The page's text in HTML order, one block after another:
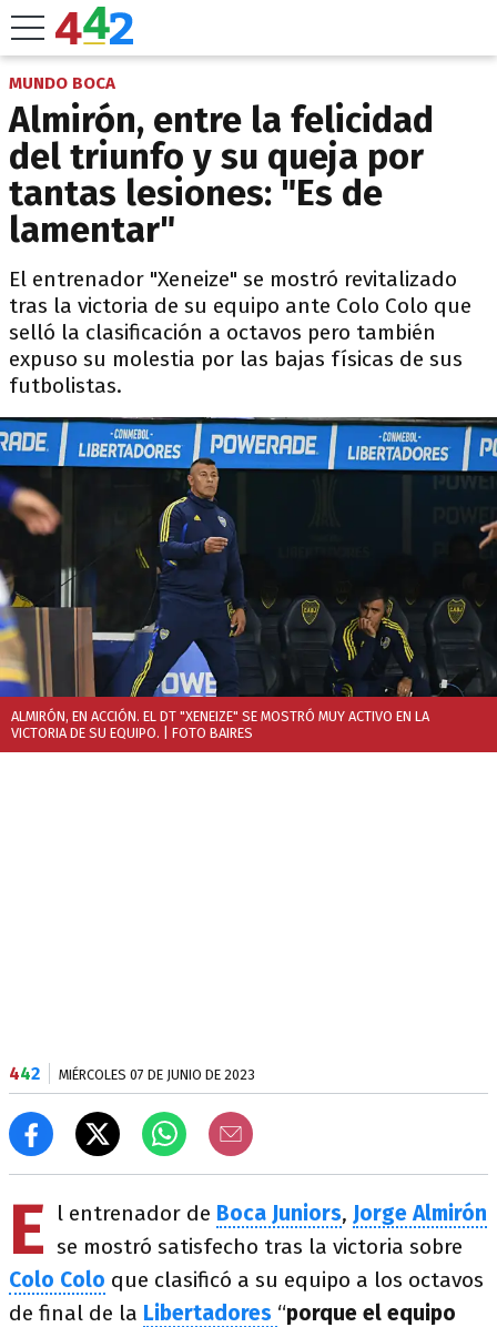
MUNDO BOCA
Almirón, entre la felicidad
del triunfo y su queja por
tantas lesiones: "Es de
lamentar"
El entrenador "Xeneize" se mostró revitalizado
tras la victoria de su equipo ante Colo Colo que
selló la clasificación a octavos pero también
expuso su molestia por las bajas físicas de sus
futbolistas.
ALMIRÓN, EN ACCIÓN. EL DT "XENEIZE" SE MOSTRÓ MUY ACTIVO EN LA
VICTORIA DE SU EQUIPO. | FOTO BAIRES
442 MIÉRCOLES 07 DE JUNIO DE 2023
E l entrenador de Boca Juniors, Jorge Almirón
se mostró satisfecho tras la victoria sobre
Colo Colo que clasificó a su equipo a los octavos
de final de la Libertadores “porque el equipo